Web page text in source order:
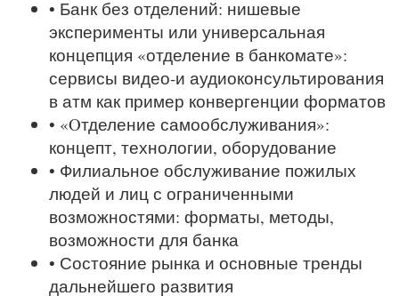
• Банк без отделений: нишевые
эксперименты или универсальная
концепция «отделение в банкомате»:
сервисы видео-и аудиоконсультирования
в атм как пример конвергенции форматов
• «Oтделение самообслуживания»:
концепт, технологии, оборудование
• Филиальное обслуживание пожилых
людей и лиц с ограниченными
возможностями: форматы, методы,
возможности для банка
• Состояние рынка и основные тренды
дальнейшего развития